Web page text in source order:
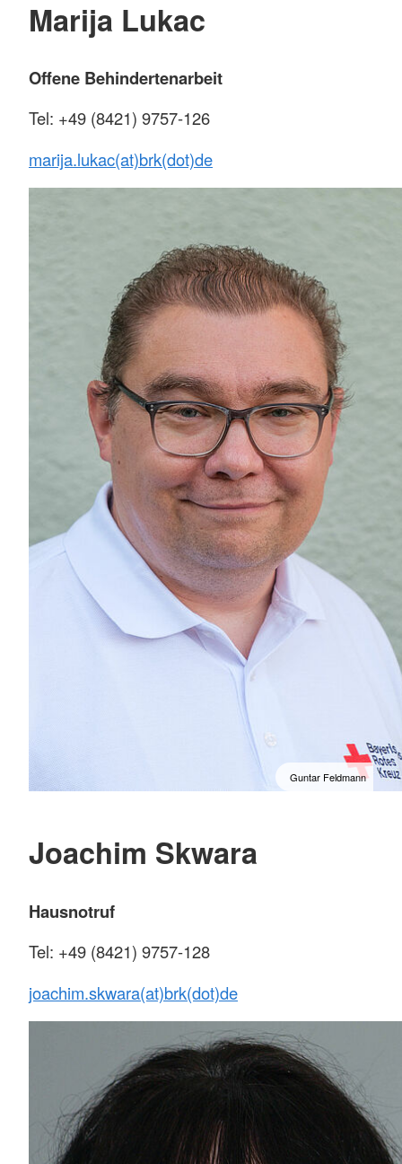
Marija Lukac
Offene Behindertenarbeit
Tel: +49 (8421) 9757-126
marija.lukac(at)brk(dot)de
Guntar Feldmann
Joachim Skwara
Hausnotruf
Tel: +49 (8421) 9757-128
joachim.skwara(at)brk(dot)de